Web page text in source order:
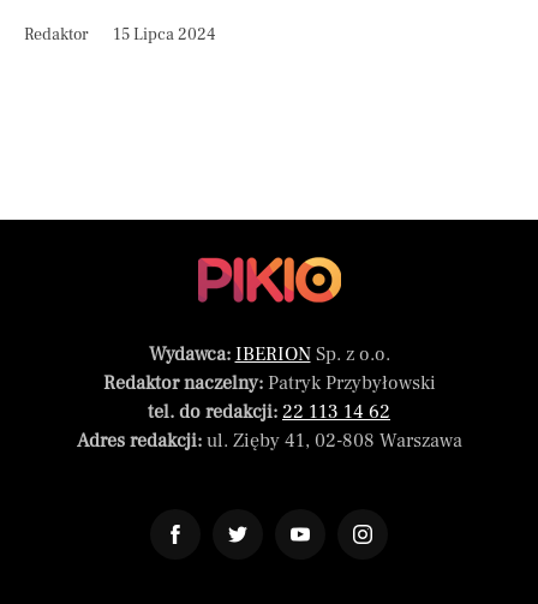
Redaktor 15 Lipca 2024
Wydawca: IBERIONSp. z o.o.
Redaktor naczelny:Patryk Przybyłowski
tel. do redakcji: 22 113 14 62
Adres redakcji:ul. Zięby 41, 02-808 Warszawa